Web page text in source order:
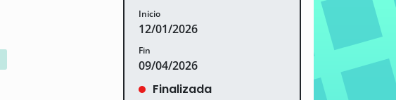
Inicio
12/01/2026
Fin
09/04/2026
Finalizada